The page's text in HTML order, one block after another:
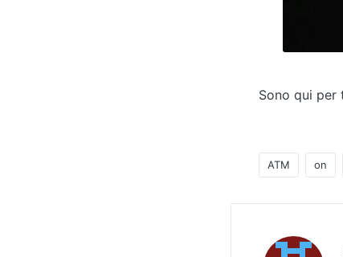
Sono qui per
Tag:
ATM on